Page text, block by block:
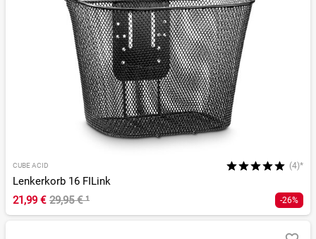
CUBE ACID (4)*
Lenkerkorb 16 FILink
21,99 € 29,95 €¹ -26%